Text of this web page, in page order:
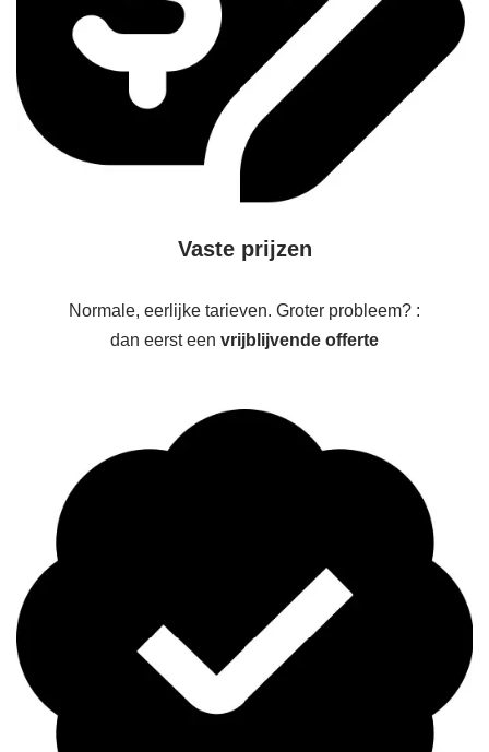
Vaste prijzen
Normale, eerlijke tarieven. Groter probleem? :
dan eerst een vrijblijvende offerte